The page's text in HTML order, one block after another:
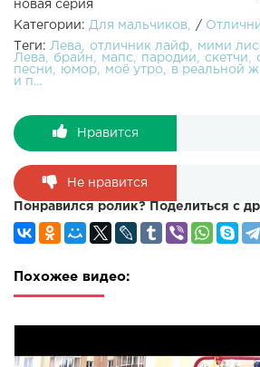
Лева+сестренка Нина!!! Неудачный
челлендж!!! Спасите Лёву!!!
Юлей и Алисой!!!
новая серия
Категории: Для мальчиков /
Теги: Лева отличник лайф мими
Лева
брайн мапс пародии скетчи
песни
юмор моё утро в реальной
и п...
Нравится
Не нравится
Понравился ролик? Поделиться с
Похожее видео: